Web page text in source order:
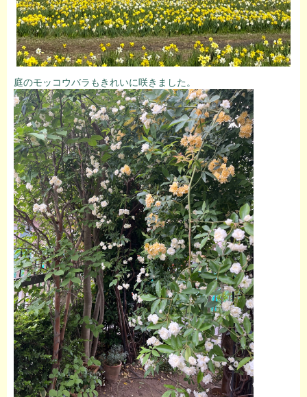
庭のモッコウバラもきれいに咲きました。